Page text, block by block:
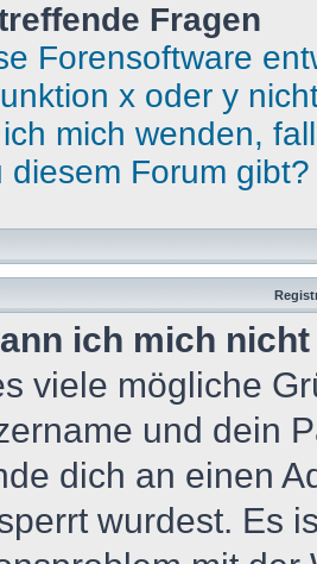
Fragen
Forensoftware
x oder y
mich wenden,
diesem Forum gibt?
ich mich
viele mögliche
und dein
dich an einen
wurdest. Es